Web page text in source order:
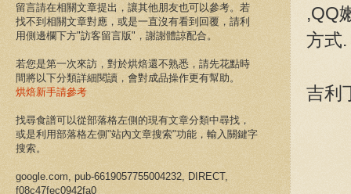
,QQ
方式.
吉利
留言請在相關文章提出，讓其他朋友也可以參考。若
找不到相關文章對應，或是一直沒有看到回覆，請利
用側邊欄下方"訪客留言版"，謝謝體諒配合。
若您是第一次來訪，對於烘焙還不熟悉，請先花點時
間將以下分類詳細閱讀，會對成品操作更有幫助。
烘焙新手請參考
找尋食譜可以從部落格左側的現有文章分類中尋找，
或是利用部落格左側"站內文章搜索"功能，輸入關鍵字
搜索。
google.com, pub-6619057755004232, DIRECT,
f08c47fec0942fa0